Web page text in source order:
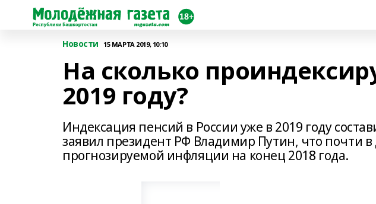
Новости 15 МАРТА 2019, 10:10
На сколько
2019 году?
Индексация пенсий в России уже в 2019 году
заявил президент РФ Владимир Путин, что почти
прогнозируемой инфляции на конец 2018 года.